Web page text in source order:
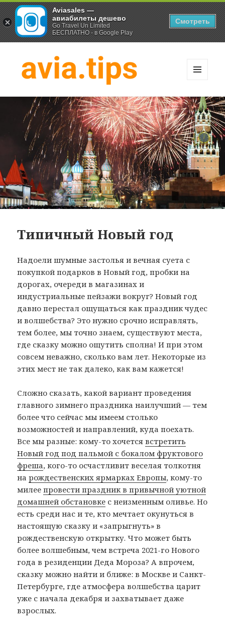
Хитрости экономных
путешественников
ВИДЖЕТЫ
Типичный Новый год
Надоели шумные застолья и вечная суета с
покупкой подарков в Новый год, пробки на
дорогах, очереди в магазинах и
индустриальные пейзажи вокруг? Новый год
давно перестал ощущаться как праздник чудес
и волшебства? Это нужно срочно исправлять,
тем более, мы точно знаем, существуют места,
где сказку можно ощутить сполна! И при этом
совсем неважно, сколько вам лет. Некоторые из
этих мест не так далеко, как вам кажется!
Сложно сказать, какой вариант проведения
главного зимнего праздника наилучший — тем
более что сейчас мы имеем столько
возможностей и направлений, куда поехать.
Все мы разные: кому-то хочетсявстретить
Новый год под пальмой с бокалом фруктового
фреша, кого-то осчастливит веселая толкотня
нарождественских ярмарках Европы, кому-то
милеепровести праздник в привычной уютной
домашней обстановке с неизменным оливье. Но
есть среди нас и те, кто мечтает окунуться в
настоящую сказку и «запрыгнуть» в
рождественскую открытку. Что может быть
более волшебным, чем встреча 2021-го Нового
года в резиденции Деда Мороза? А впрочем,
сказку можно найти и ближе: в Москве и Санкт-
Петербурге, где атмосфера волшебства царит
уже с начала декабря и захватывает даже
взрослых.
Aviasales —
авиабилеты дешево
Go Travel Un Limited
БЕСПЛАТНО - в Google Play
Смотреть